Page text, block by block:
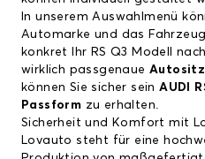
In unserem Auswahlmenü
Automarke und das
konkret Ihr RS Q3 Modell
wirklich passgenaue
können Sie sicher seinAUDI
Passform zu erhalten.
Sicherheit und Komfort mit
Lovauto steht für eine